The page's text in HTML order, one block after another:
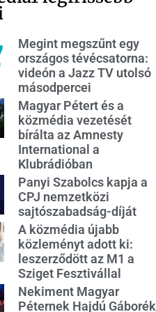
Megint megszűnt egy
országos tévécsatorna:
videón a Jazz TV utolsó
másodpercei
Magyar Pétert és a
közmédia vezetését
bírálta az Amnesty
International a
Klubrádióban
Panyi Szabolcs kapja a
CPJ nemzetközi
sajtószabadság-díját
A közmédia újabb
közleményt adott ki:
leszerződött az M1 a
Sziget Fesztivállal
Nekiment Magyar
Péternek Hajdú Gáborék